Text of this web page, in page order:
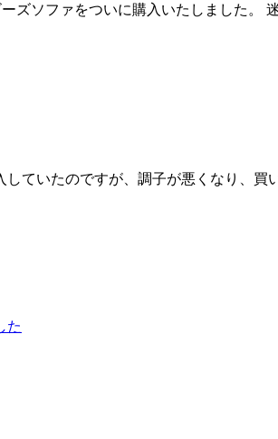
ズソファをついに購入いたしました。
ていたのですが、調子が悪くなり、
た